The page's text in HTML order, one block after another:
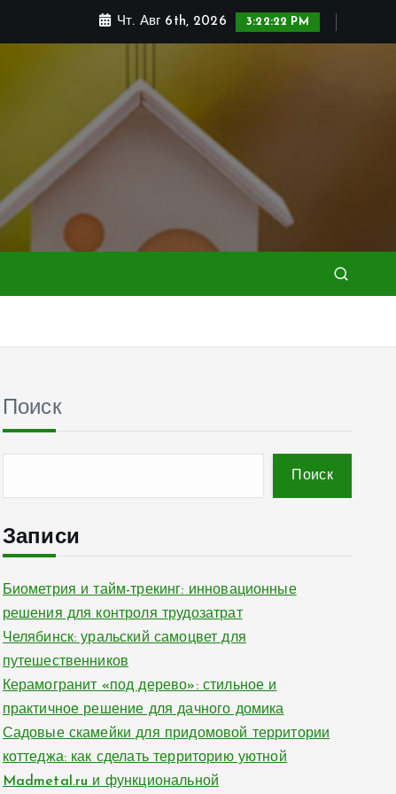
Чт. Авг 6th, 2026 3:22:24 PM
Поиск
Поиск
Записи
Биометрия и тайм-трекинг: инновационные
решения для контроля трудозатрат
Челябинск: уральский самоцвет для
путешественников
Керамогранит «под дерево»: стильное и
практичное решение для дачного домика
Садовые скамейки для придомовой территории
коттеджа: как сделать территорию уютной
Madmetal.ru и функциональной